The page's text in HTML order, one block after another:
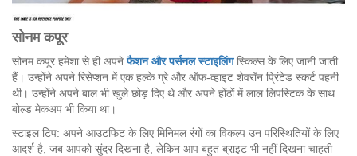
सोनम कपूर
सोनम कपूर हमेशा से ही अपनेफैशन और पर्सनल स्टाइलिंगस्किल्स के लिए जानी जाती
हैं। उन्होंने अपने रिसेप्शन में एक हल्के ग्रे और ऑफ-व्हाइट शेवरॉन प्रिंटेड स्कर्ट पहनी
थी। उन्होंने अपने बाल भी खुले छोड़ दिए थे और अपने होंठों में लाल लिपस्टिक के साथ
बोल्ड मेकअप भी किया था।
स्टाइल टिप: अपने आउटफिट के लिए मिनिमल रंगों का विकल्प उन परिस्थितियों के लिए
आदर्श है, जब आपको सुंदर दिखना है, लेकिन आप बहुत ब्राइट भी नहीं दिखना चाहती